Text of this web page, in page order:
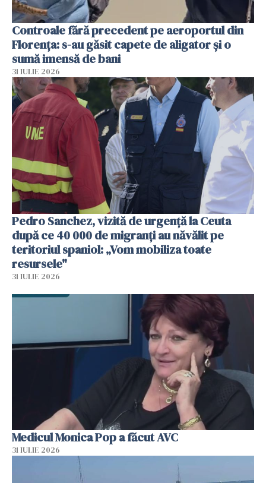
Controale fără precedent pe aeroportul din
Florența: s-au găsit capete de aligator și o
sumă imensă de bani
31 IULIE 2026
Pedro Sanchez, vizită de urgență la Ceuta
după ce 40 000 de migranți au năvălit pe
teritoriul spaniol: „Vom mobiliza toate
resursele"
31 IULIE 2026
Medicul Monica Pop a făcut AVC
31 IULIE 2026